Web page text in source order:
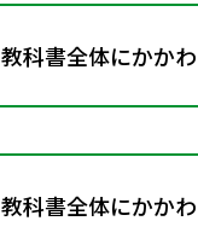
教科書全体にかか
教科書全体にかか